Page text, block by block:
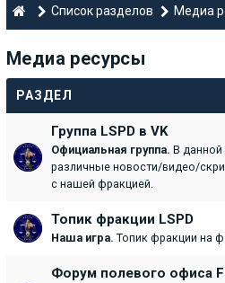
Список разделов Медиа
Медиа ресурсы
РАЗДЕЛ
Группа LSPD в VK
Официальная группа. В данной
различные новости/видео/
с нашей фракцией.
Топик фракции LSPD
Наша игра. Топик фракции на
Форум полевого офиса